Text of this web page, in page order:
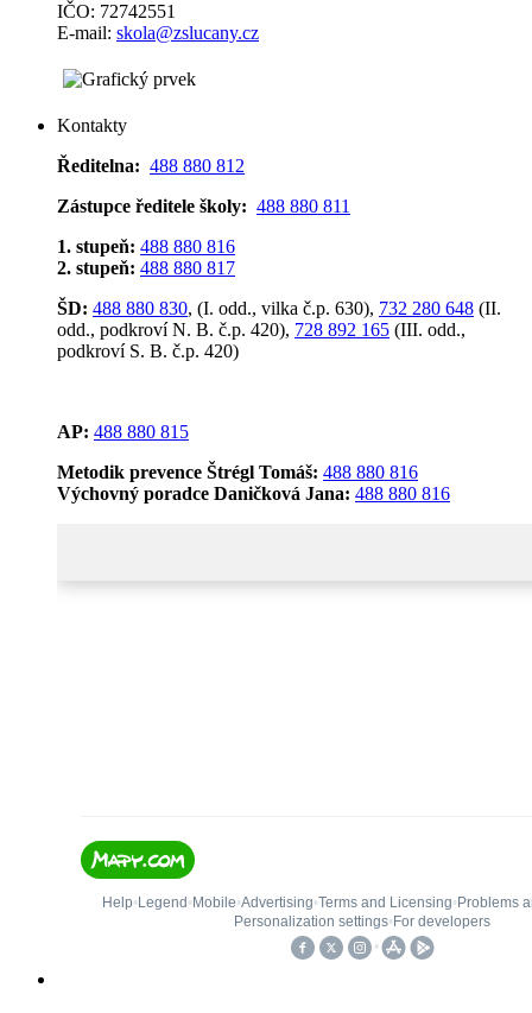
IČO: 72742551
E-mail: skola@zslucany.cz
Kontakty
Ředitelna: 488 880 812
Zástupce ředitele školy: 488 880 811
1. stupeň: 488 880 816
2. stupeň: 488 880 817
ŠD: 488 880 830, (I. odd., vilka č.p. 630), 732 280 648 (II.
odd., podkroví N. B. č.p. 420), 728 892 165 (III. odd.,
podkroví S. B. č.p. 420)
AP: 488 880 815
Metodik prevence Štrégl Tomáš: 488 880 816
Výchovný poradce Daničková Jana: 488 880 816